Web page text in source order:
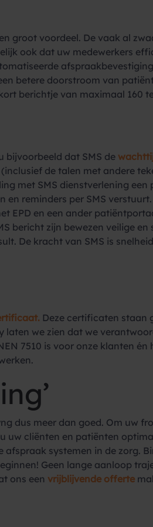
groot voordeel. De vaak al
ook dat uw medewerkers
betere doorstroom van
berichtje van maximaal 160
bijvoorbeeld dat SMS de
de talen met andere
met SMS dienstverlening een
reminders per SMS
EPD en een ander
bericht zijn bewezen veilige en
De kracht van SMS is
Deze certificaten staan
laten we zien dat we
7510 is voor onze klanten
dus meer dan goed. Om uw
uw cliënten en patiënten
systemen in de zorg.
Geen lange aanloop
ons een vrijblijvende offerte